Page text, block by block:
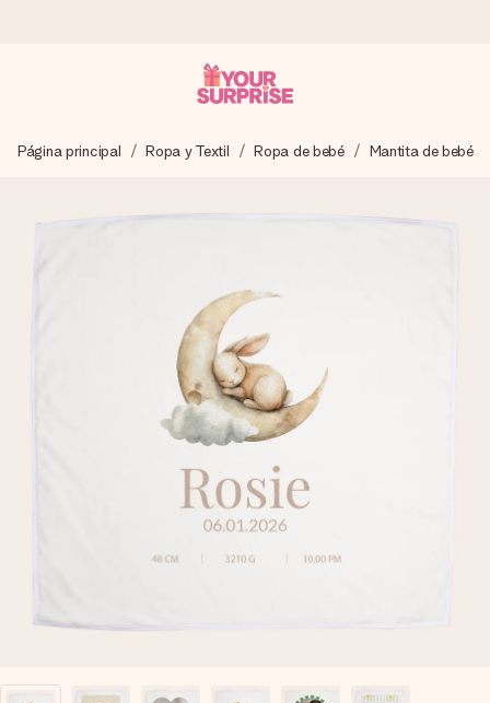
Preparamos tu regalo con cuidado y lo enviamos al vuelo,
4,5 (basado en +15.000 opiniones)
Nuestros regalos inspiran. Los clientes nos dan un 4,5 en
Tarjeta de felicitación gratuita
Crea algo único en pocos pasos – con su nombre, tu foto o
un mensaje que llegue al corazón. Sin complicaciones, solo
todo el amor para el momento.
Página principal Ropa y Textil Ropa de bebé Mantita de bebé